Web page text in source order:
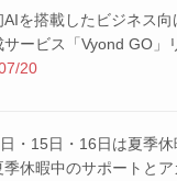
AIを搭載したビジネス
サービス「Vyond GO」
20
・15日・16日は夏季休
季休暇中のサポートと